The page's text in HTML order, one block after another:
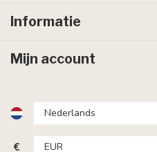
Informatie
Mijn account
€